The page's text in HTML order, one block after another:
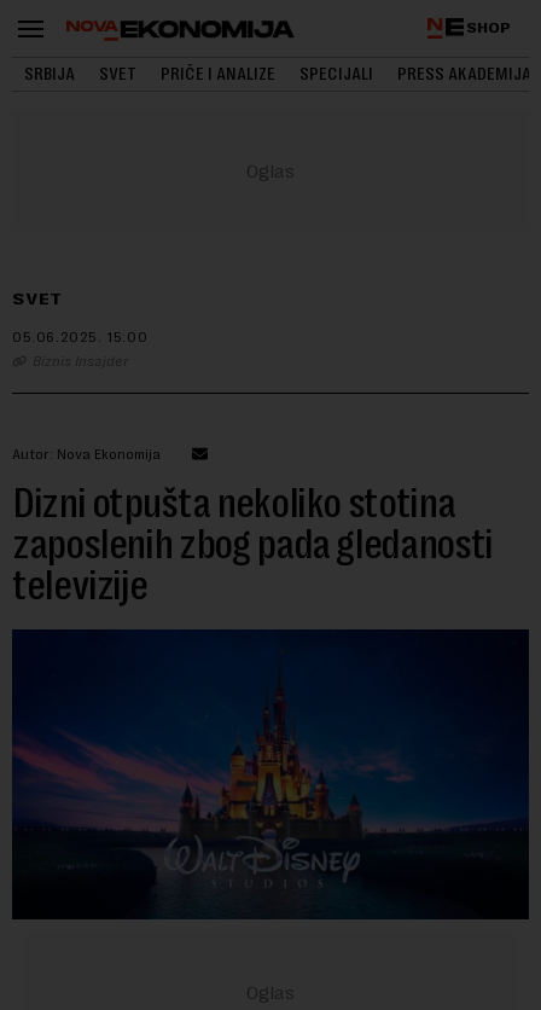
SHOP
SRBIJA SVET PRIČE I ANALIZE SPECIJALI PRESS AKADEMIJA
SVET
05.06.2025. 15:00
Biznis Insajder
Autor: Nova Ekonomija
Dizni otpušta nekoliko stotina
zaposlenih zbog pada gledanosti
televizije